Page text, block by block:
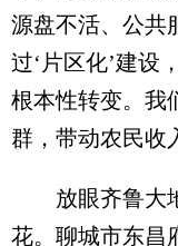
源盘不活、公共
过‘片区化’建设
根本性转变。我
群，带动农民收
放眼齐鲁大地
花。聊城市东昌